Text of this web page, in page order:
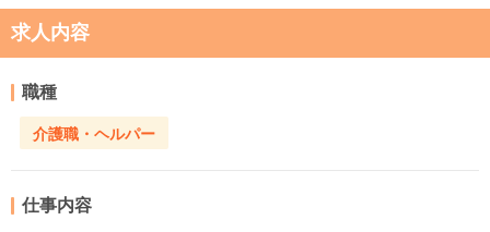
求人内容
職種
介護職・ヘルパー
仕事内容